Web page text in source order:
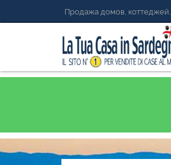
Продажа домов,